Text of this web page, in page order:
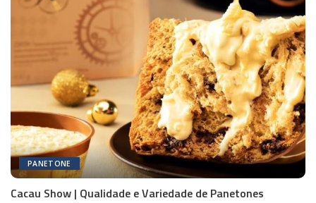
PANETONE
Cacau Show | Qualidade e Variedade de Panetones